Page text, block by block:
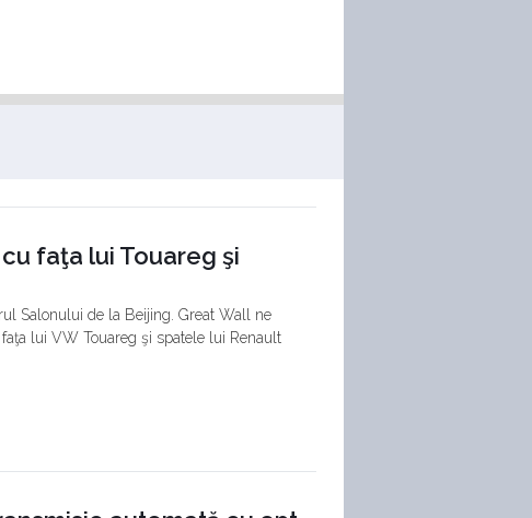
faţa lui Touareg şi
Salonului de la Beijing. Great Wall ne
lui VW Touareg şi spatele lui Renault